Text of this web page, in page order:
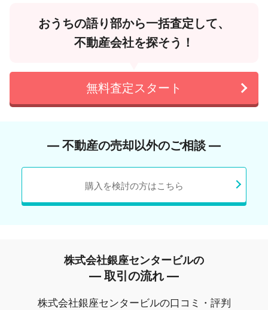
おうちの語り部から一括査定して、
不動産会社を探そう！
無料査定スタート
― 不動産の売却以外のご相談 ―
購入を検討の方はこちら
株式会社銀座センタービルの
― 取引の流れ ―
株式会社銀座センタービルの口コミ・評判